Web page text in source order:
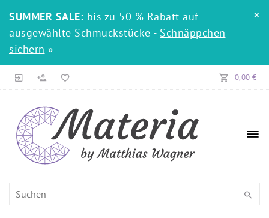
SUMMER SALE: bis zu 50 % Rabatt auf
ausgewählte Schmuckstücke - Schnäppchen
sichern »
×
0,00 €